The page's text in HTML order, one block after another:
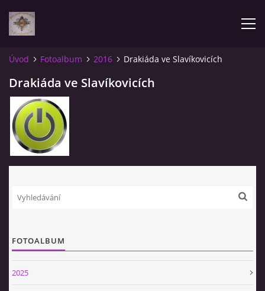
ÚVOD
POZVÁNKY NA SOUTĚŽE
FOTOALBUM
Úvod Fotoalbum 2016 Drakiáda ve Slavíkovicích
Drakiáda ve Slavíkovicích
FOTOALBUM
2025